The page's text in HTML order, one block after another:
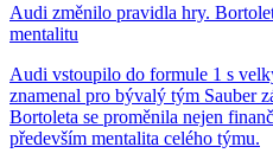
Audi změnilo pravidla hry.
mentalitu
Audi vstoupilo do formule 1 s
znamenal pro bývalý tým Sauber
Bortoleta se proměnila nejen
především mentalita celého týmu.